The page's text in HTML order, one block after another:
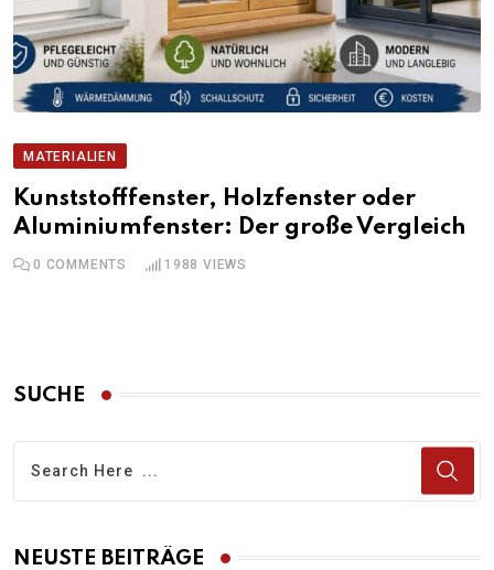
MATERIALIEN
Kunststofffenster, Holzfenster oder
Aluminiumfenster: Der große Vergleich
0 COMMENTS 1988 VIEWS
SUCHE
NEUSTE BEITRÄGE